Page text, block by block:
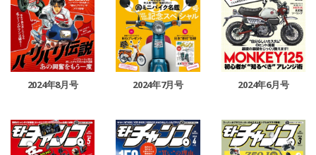
2024年8月号 2024年7月号 2024年6月号